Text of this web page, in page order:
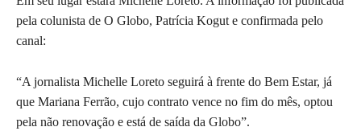
pela colunista de O Globo, Patrícia Kogut e confirmada pelo
canal:
“A jornalista Michelle Loreto seguirá à frente do Bem Estar, já
que Mariana Ferrão, cujo contrato vence no fim do mês, optou
pela não renovação e está de saída da Globo”.